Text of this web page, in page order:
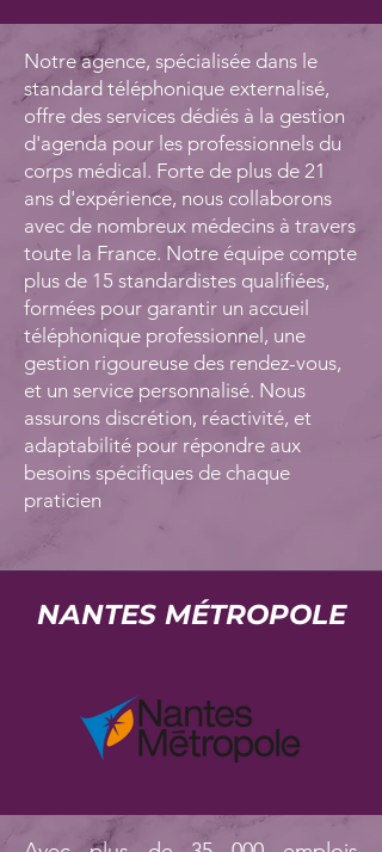
Notre agence, spécialisée dans le
standard téléphonique externalisé,
offre des services dédiés à la gestion
d'agenda pour les professionnels du
corps médical. Forte de plus de 21
ans d'expérience, nous collaborons
avec de nombreux médecins à travers
toute la France. Notre équipe compte
plus de 15 standardistes qualifiées,
formées pour garantir un accueil
téléphonique professionnel, une
gestion rigoureuse des rendez-vous,
et un service personnalisé. Nous
assurons discrétion, réactivité, et
adaptabilité pour répondre aux
besoins spécifiques de chaque
praticien
NANTES MÉTROPOLE